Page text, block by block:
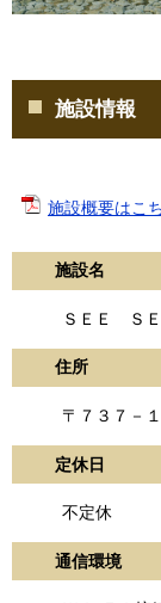
施設情報
施設概要はこ
施設名
ＳＥＥ ＳＥ
住所
〒７３７－１３
定休日
不定休
通信環境